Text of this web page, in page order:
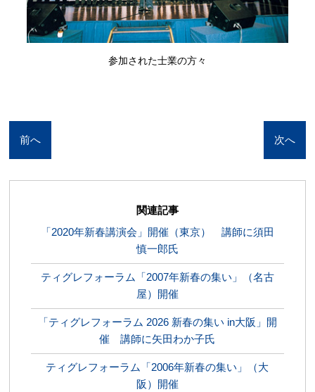
参加された士業の方々
前へ 次へ
関連記事
「2020年新春講演会」開催（東京） 講師に須田
慎一郎氏
ティグレフォーラム「2007年新春の集い」（名古
屋）開催
「ティグレフォーラム 2026 新春の集い in大阪」開
催 講師に矢田わか子氏
ティグレフォーラム「2006年新春の集い」（大
阪）開催